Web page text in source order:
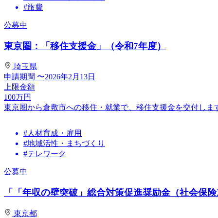
#旅費
公募中
東京圏：「移住支援金」（令和7年度）
埼玉県
申請期間 〜2026年2月13日
上限金額
100万円
東京圏から倉敷市への移住・就業で、移住支援金を交付しま
#人材育成・雇用
#地域活性・まちづくり
#テレワーク
公募中
「「年収の壁突破」総合対策促進奨励金（社会保
東京都